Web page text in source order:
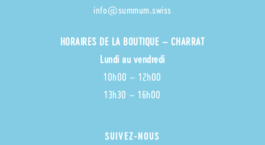
info@summum.swiss
HORAIRES DE LA BOUTIQUE – CHARRAT
Lundi au vendredi
10h00 – 12h00
13h30 – 16h00
SUIVEZ-NOUS